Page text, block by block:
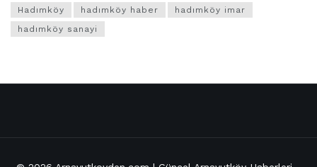
Hadımköy
hadımköy haber
hadımköy imar
hadımköy sanayi